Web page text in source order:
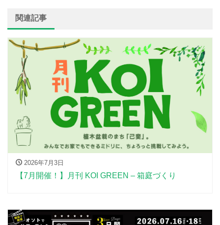
関連記事
2026年7月3日
【7月開催！】月刊 KOI GREEN – 箱庭づくり